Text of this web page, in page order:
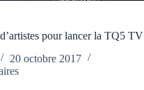
pour lancer la TQ5 TV
20 octobre 2017